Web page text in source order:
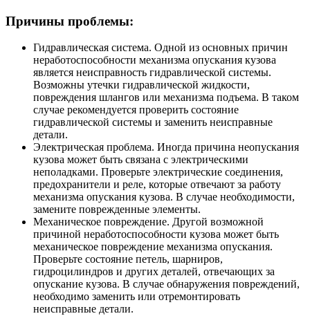
Причины проблемы:
Гидравлическая система. Одной из основных причин
неработоспособности механизма опускания кузова
является неисправность гидравлической системы.
Возможны утечки гидравлической жидкости,
повреждения шлангов или механизма подъема. В таком
случае рекомендуется проверить состояние
гидравлической системы и заменить неисправные
детали.
Электрическая проблема. Иногда причина неопускания
кузова может быть связана с электрическими
неполадками. Проверьте электрические соединения,
предохранители и реле, которые отвечают за работу
механизма опускания кузова. В случае необходимости,
замените поврежденные элементы.
Механическое повреждение. Другой возможной
причиной неработоспособности кузова может быть
механическое повреждение механизма опускания.
Проверьте состояние петель, шарниров,
гидроцилиндров и других деталей, отвечающих за
опускание кузова. В случае обнаружения повреждений,
необходимо заменить или отремонтировать
неисправные детали.